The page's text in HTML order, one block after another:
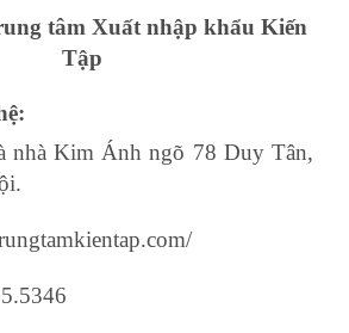
tâm Xuất nhập khẩu Kiến
Tập
nhà Kim Ánh ngõ 78 Duy Tân,